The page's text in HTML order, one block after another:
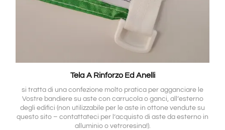
Tela A Rinforzo Ed Anelli
si tratta di una confezione molto pratica per agganciare le
Vostre bandiere su aste con carrucola o ganci, all’esterno
degli edifici (non utilizzabile per le aste in ottone vendute su
questo sito – contattateci per l’acquisto di aste da esterno in
alluminio o vetroresina!).